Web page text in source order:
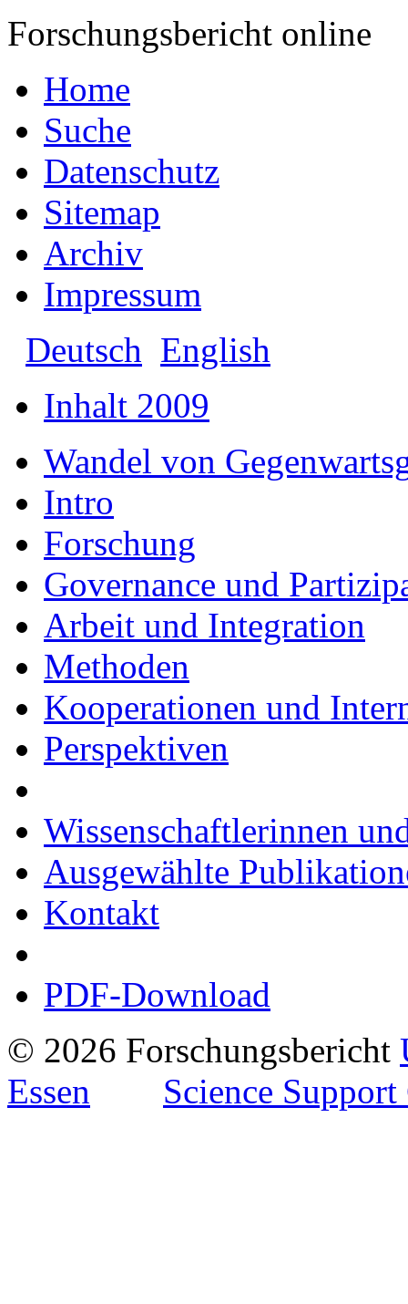
Forschungsbericht online
Home
Suche
Datenschutz
Sitemap
Archiv
Impressum
Deutsch English
Inhalt 2009
Wandel von
Intro
Forschung
Governance und
Arbeit und Integration
Methoden
Kooperationen und
Perspektiven
Wissenschaftlerinnen
Ausgewählte
Kontakt
PDF-Download
© 2026 Forschungsbericht
Essen
Science